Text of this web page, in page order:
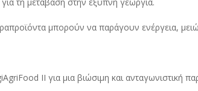
για τη μετάβαση στην έξυπνη γεωργία.
μπορούν να παράγουν ενέργεια,
II για μια βιώσιμη και ανταγωνιστική